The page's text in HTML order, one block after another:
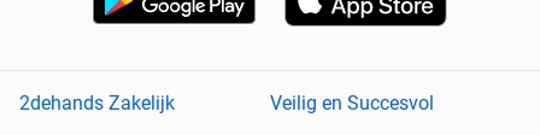
2dehands Zakelijk
Veilig en Succesvol